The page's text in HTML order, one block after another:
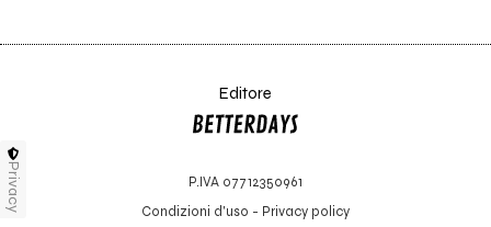
Editore
P.IVA 07712350961
Condizioni d'uso - Privacy policy
Privacy